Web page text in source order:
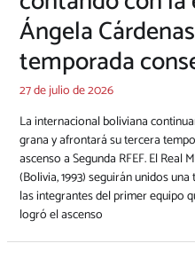
Ángela
temporada
27 de julio de 2026
La internacional boliviana
grana y afrontará su tercera
ascenso a Segunda RFEF. El Real
(Bolivia, 1993) seguirán unidos
las integrantes del primer equipo
logró el ascenso